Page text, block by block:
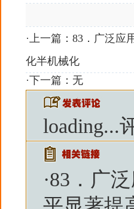
·上一篇： 83．广泛应
化半机械化
·下一篇：无
loading...
·83．广